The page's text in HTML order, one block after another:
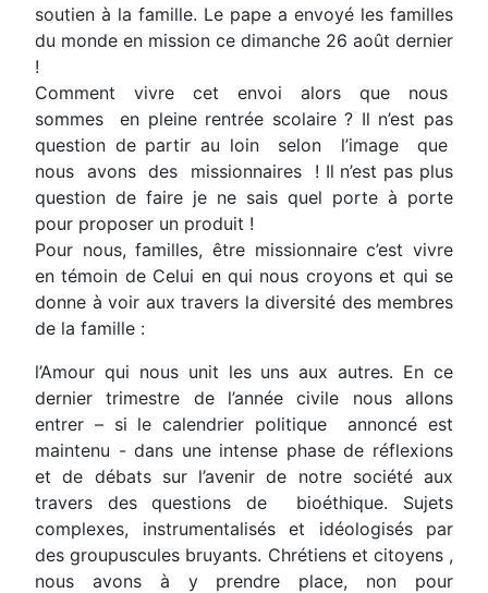
soutien à la famille. Le pape a envoyé les familles
du monde en mission ce dimanche 26 août dernier
!
Comment vivre cet envoi alors que nous
sommes en pleine rentrée scolaire ? Il n’est pas
question de partir au loin selon l’image que
nous avons des missionnaires ! Il n’est pas plus
question de faire je ne sais quel porte à porte
pour proposer un produit !
Pour nous, familles, être missionnaire c’est vivre
en témoin de Celui en qui nous croyons et qui se
donne à voir aux travers la diversité des membres
de la famille :
l’Amour qui nous unit les uns aux autres. En ce
dernier trimestre de l’année civile nous allons
entrer – si le calendrier politique annoncé est
maintenu - dans une intense phase de réflexions
et de débats sur l’avenir de notre société aux
travers des questions de bioéthique. Sujets
complexes, instrumentalisés et idéologisés par
des groupuscules bruyants. Chrétiens et citoyens ,
nous avons à y prendre place, non pour